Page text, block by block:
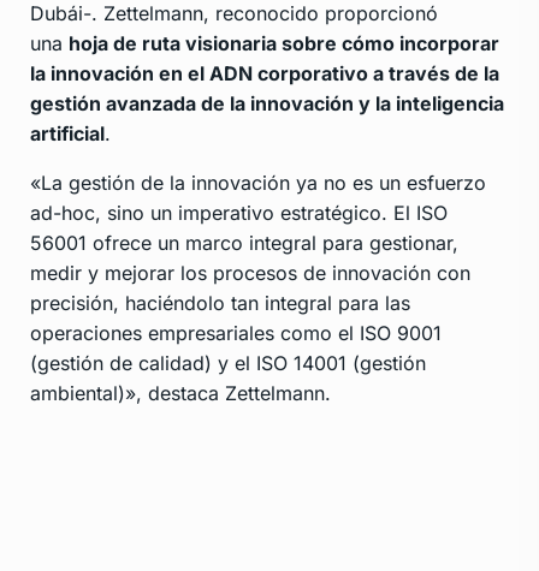
Dubái-. Zettelmann, reconocido proporcionó
una hoja de ruta visionaria sobre cómo incorporar
la innovación en el ADN corporativo a través de la
gestión avanzada de la innovación y la inteligencia
artificial.
«La gestión de la innovación ya no es un esfuerzo
ad-hoc, sino un imperativo estratégico. El ISO
56001 ofrece un marco integral para gestionar,
medir y mejorar los procesos de innovación con
precisión, haciéndolo tan integral para las
operaciones empresariales como el ISO 9001
(gestión de calidad) y el ISO 14001 (gestión
ambiental)», destaca Zettelmann.